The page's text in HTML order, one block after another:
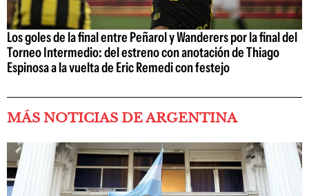
Los goles de la final entre Peñarol y Wanderers por la final del
Torneo Intermedio: del estreno con anotación de Thiago
Espinosa a la vuelta de Eric Remedi con festejo
MÁS NOTICIAS DE ARGENTINA